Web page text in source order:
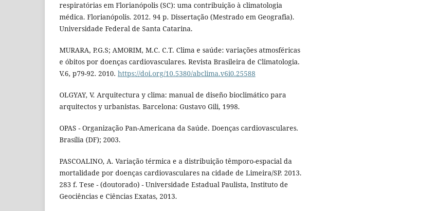
respiratórias em Florianópolis (SC): uma contribuição à climatologia
médica. Florianópolis. 2012. 94 p. Dissertação (Mestrado em Geografia).
Universidade Federal de Santa Catarina.
MURARA, P.G.S; AMORIM, M.C. C.T. Clima e saúde: variações atmosféricas
e óbitos por doenças cardiovasculares. Revista Brasileira de Climatologia.
V.6, p79-92. 2010. https://doi.org/10.5380/abclima.v6i0.25588
OLGYAY, V. Arquitectura y clima: manual de diseño bioclimático para
arquitectos y urbanistas. Barcelona: Gustavo Gili, 1998.
OPAS - Organização Pan-Americana da Saúde. Doenças cardiovasculares.
Brasília (DF); 2003.
PASCOALINO, A. Variação térmica e a distribuição têmporo-espacial da
mortalidade por doenças cardiovasculares na cidade de Limeira/SP. 2013.
283 f. Tese - (doutorado) - Universidade Estadual Paulista, Instituto de
Geociências e Ciências Exatas, 2013.